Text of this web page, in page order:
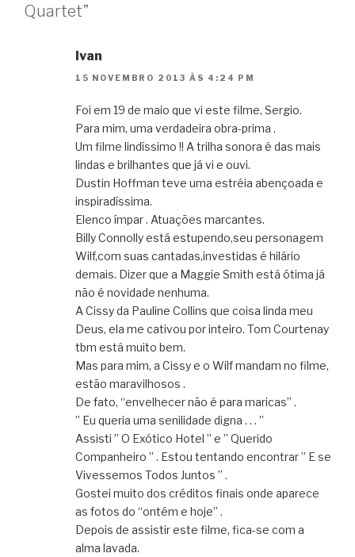
Quartet”
Ivan
15 NOVEMBRO 2013 ÀS 4:24 PM
Foi em 19 de maio que vi este filme, Sergio.
Para mim, uma verdadeira obra-prima .
Um filme lindíssimo !! A trilha sonora é das mais
lindas e brilhantes que já vi e ouvi.
Dustin Hoffman teve uma estréia abençoada e
inspiradíssima.
Elenco ímpar . Atuações marcantes.
Billy Connolly está estupendo,seu personagem
Wilf,com suas cantadas,investidas é hilário
demais. Dizer que a Maggie Smith está ótima já
não é novidade nenhuma.
A Cissy da Pauline Collins que coisa linda meu
Deus, ela me cativou por inteiro. Tom Courtenay
tbm está muito bem.
Mas para mim, a Cissy e o Wilf mandam no filme,
estão maravilhosos .
De fato, “envelhecer não é para maricas” .
” Eu queria uma senilidade digna . . . ”
Assisti ” O Exótico Hotel ” e ” Querido
Companheiro ” . Estou tentando encontrar ” E se
Vivessemos Todos Juntos ” .
Gostei muito dos créditos finais onde aparece
as fotos do “ontém e hoje” .
Depois de assistir este filme, fica-se com a
alma lavada.